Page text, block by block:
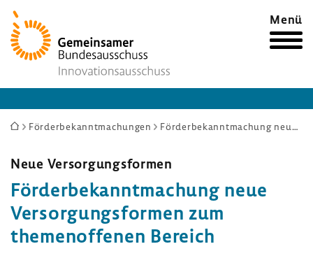
Zur
Startseite
Menü
Sie
hier:
Förderbekanntmachungen Förderbekanntmachung neue Versorgungsformen zum themenoffenen Bereich
Neue Versor­gungs­formen
Förder­be­kannt­ma­chung neue
Versor­gungs­formen zum
themen­of­fenen Bereich